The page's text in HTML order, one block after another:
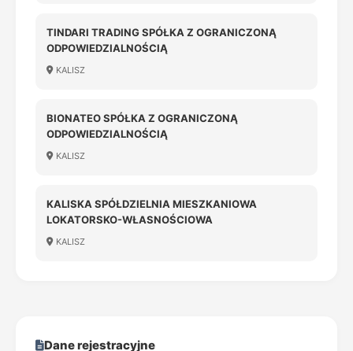
TINDARI TRADING SPÓŁKA Z OGRANICZONĄ
ODPOWIEDZIALNOŚCIĄ
KALISZ
BIONATEO SPÓŁKA Z OGRANICZONĄ
ODPOWIEDZIALNOŚCIĄ
KALISZ
KALISKA SPÓŁDZIELNIA MIESZKANIOWA
LOKATORSKO-WŁASNOŚCIOWA
KALISZ
Dane rejestracyjne